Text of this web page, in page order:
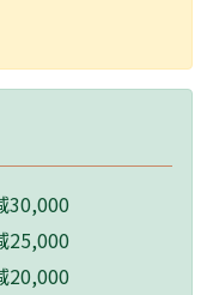
30,000
25,000
20,000